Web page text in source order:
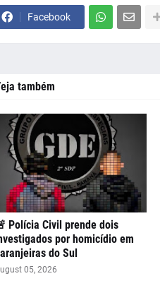
Facebook
também
Polícia Civil prende dois
por homicídio em
do Sul
05, 2026